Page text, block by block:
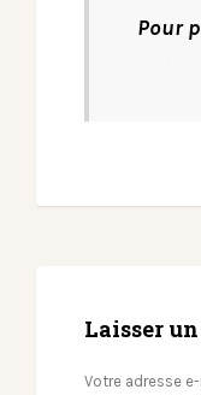
Pour
Laisser
Votre adresse